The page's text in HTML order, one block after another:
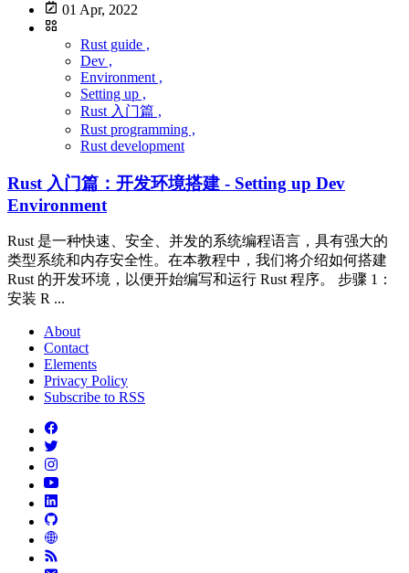
01 Apr, 2022
Rust guide ,
Dev ,
Environment ,
Setting up ,
Rust 入门篇 ,
Rust programming ,
Rust development
Rust 入门篇：开发环境搭建 - Setting up Dev
Environment
Rust 是一种快速、安全、并发的系统编程语言，具有强大的
类型系统和内存安全性。在本教程中，我们将介绍如何搭建
Rust 的开发环境，以便开始编写和运行 Rust 程序。 步骤 1：
安装 R ...
About
Contact
Elements
Privacy Policy
Subscribe to RSS